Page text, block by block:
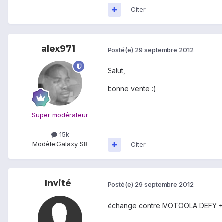
Citer
alex971
Super modérateur
15k
Modèle:Galaxy S8
Posté(e) 29 septembre 2012
Salut,
bonne vente :)
Citer
Invité Posté(e) 29 septembre 2012
échange contre MOTOOLA DEFY